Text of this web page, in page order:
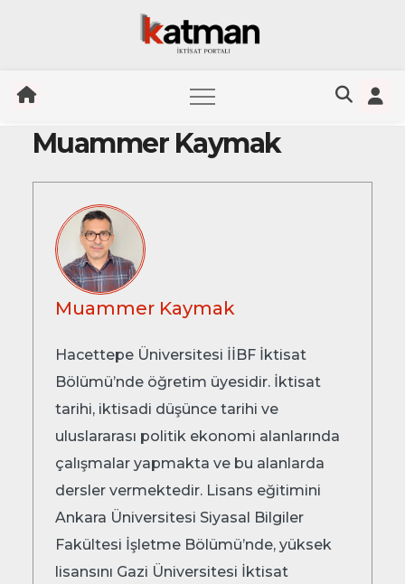
Muammer Kaymak
Muammer Kaymak
Hacettepe Üniversitesi İİBF İktisat
Bölümü’nde öğretim üyesidir. İktisat
tarihi, iktisadi düşünce tarihi ve
uluslararası politik ekonomi alanlarında
çalışmalar yapmakta ve bu alanlarda
dersler vermektedir. Lisans eğitimini
Ankara Üniversitesi Siyasal Bilgiler
Fakültesi İşletme Bölümü’nde, yüksek
lisansını Gazi Üniversitesi İktisat